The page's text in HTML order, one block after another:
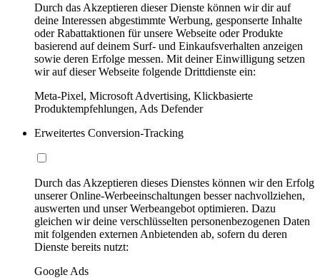
Durch das Akzeptieren dieser Dienste können wir dir auf
deine Interessen abgestimmte Werbung, gesponserte Inhalte
oder Rabattaktionen für unsere Webseite oder Produkte
basierend auf deinem Surf- und Einkaufsverhalten anzeigen
sowie deren Erfolge messen. Mit deiner Einwilligung setzen
wir auf dieser Webseite folgende Drittdienste ein:
Meta-Pixel, Microsoft Advertising, Klickbasierte
Produktempfehlungen, Ads Defender
Erweitertes Conversion-Tracking
Durch das Akzeptieren dieses Dienstes können wir den Erfolg
unserer Online-Werbeeinschaltungen besser nachvollziehen,
auswerten und unser Werbeangebot optimieren. Dazu
gleichen wir deine verschlüsselten personenbezogenen Daten
mit folgenden externen Anbietenden ab, sofern du deren
Dienste bereits nutzt:
Google Ads